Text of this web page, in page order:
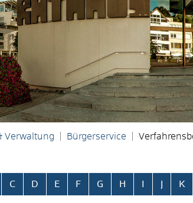
Verwaltung Bürgerservice
überspringen
C D E F G H K